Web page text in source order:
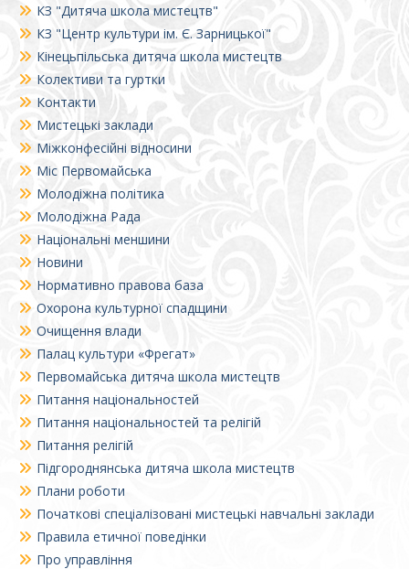
КЗ "Дитяча школа мистецтв"
КЗ "Центр культури ім. Є. Зарницької"
Кінецьпільська дитяча школа мистецтв
Колективи та гуртки
Контакти
Мистецькі заклади
Міжконфесійні відносини
Міс Первомайська
Молодіжна політика
Молодіжна Рада
Національні меншини
Новини
Нормативно правова база
Охорона культурної спадщини
Очищення влади
Палац культури «Фрегат»
Первомайська дитяча школа мистецтв
Питання національностей
Питання національностей та релігій
Питання релігій
Підгороднянська дитяча школа мистецтв
Плани роботи
Початкові спеціалізовані мистецькі навчальні заклади
Правила етичної поведінки
Про управління